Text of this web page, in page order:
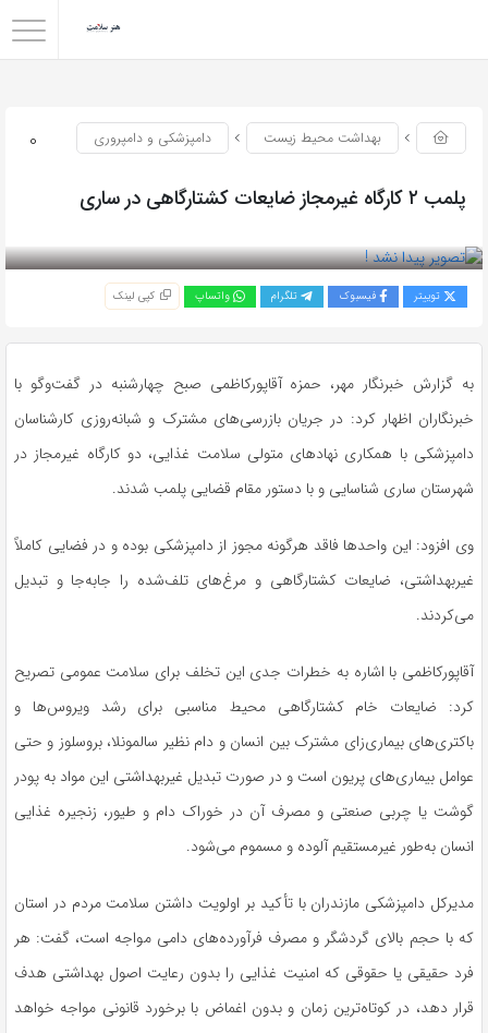
0 بهداشت محیط زیست دامپزشکی و دامپروری
پلمب ۲ کارگاه غیرمجاز ضایعات کشتارگاهی در ساری
توییتر فیسبوک تلگرام واتساپ کپی لینک
به گزارش خبرنگار مهر، حمزه آقاپورکاظمی صبح چهارشنبه در گفت‌وگو با
خبرنگاران اظهار کرد: در جریان بازرسی‌های مشترک و شبانه‌روزی کارشناسان
دامپزشکی با همکاری نهادهای متولی سلامت غذایی، دو کارگاه غیرمجاز در
شهرستان ساری شناسایی و با دستور مقام قضایی پلمب شدند.
وی افزود: این واحدها فاقد هرگونه مجوز از دامپزشکی بوده و در فضایی کاملاً
غیربهداشتی، ضایعات کشتارگاهی و مرغ‌های تلف‌شده را جابه‌جا و تبدیل
می‌کردند.
آقاپورکاظمی با اشاره به خطرات جدی این تخلف برای سلامت عمومی تصریح
کرد: ضایعات خام کشتارگاهی محیط مناسبی برای رشد ویروس‌ها و
باکتری‌های بیماری‌زای مشترک بین انسان و دام نظیر سالمونلا، بروسلوز و حتی
عوامل بیماری‌های پریون است و در صورت تبدیل غیربهداشتی این مواد به پودر
گوشت یا چربی صنعتی و مصرف آن در خوراک دام و طیور، زنجیره غذایی
انسان به‌طور غیرمستقیم آلوده و مسموم می‌شود.
مدیرکل دامپزشکی مازندران با تأکید بر اولویت داشتن سلامت مردم در استان
که با حجم بالای گردشگر و مصرف فرآورده‌های دامی مواجه است، گفت: هر
فرد حقیقی یا حقوقی که امنیت غذایی را بدون رعایت اصول بهداشتی هدف
قرار دهد، در کوتاه‌ترین زمان و بدون اغماض با برخورد قانونی مواجه خواهد